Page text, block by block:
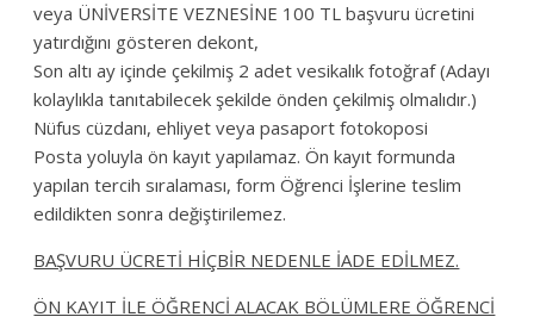
veya ÜNİVERSİTE VEZNESİNE 100 TL başvuru ücretini
yatırdığını gösteren dekont,
Son altı ay içinde çekilmiş 2 adet vesikalık fotoğraf (Adayı
kolaylıkla tanıtabilecek şekilde önden çekilmiş olmalıdır.)
Nüfus cüzdanı, ehliyet veya pasaport fotokoposi
Posta yoluyla ön kayıt yapılamaz. Ön kayıt formunda
yapılan tercih sıralaması, form Öğrenci İşlerine teslim
edildikten sonra değiştirilemez.
BAŞVURU ÜCRETİ HİÇBİR NEDENLE İADE EDİLMEZ.
ÖN KAYIT İLE ÖĞRENCİ ALACAK BÖLÜMLERE ÖĞRENCİ